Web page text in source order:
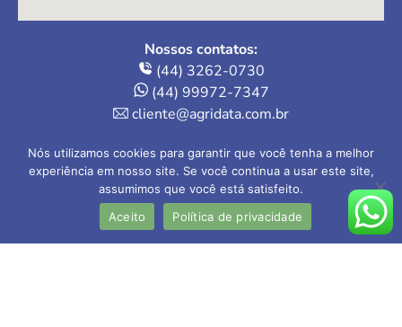
Nossos contatos:
(44) 3262-0730
(44) 99972-7347
cliente@agridata.com.br
Onde estamos:
Av. Herval, 235 – Loja 4
Maringá-PR | 87013-110
Nós utilizamos cookies para garantir que você tenha a melhor
experiência em nosso site. Se você continua a usar este site,
assumimos que você está satisfeito.
Aceito
Política de privacidade